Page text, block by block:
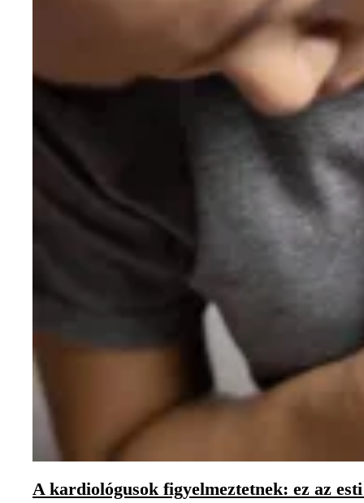
A kardiológusok figyelmeztetnek: ez az